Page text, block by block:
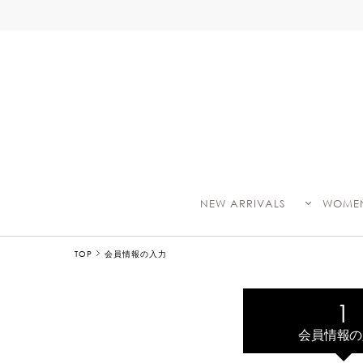
NEW ARRIVALS
TOP 会員情報の入力
会員情報